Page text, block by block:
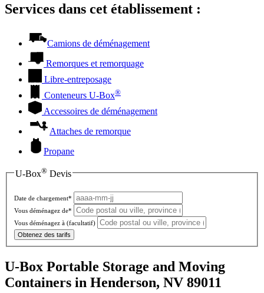
Services dans cet établissement :
Camions de déménagement
Remorques et remorquage
Libre-entreposage
Conteneurs U-Box®
Accessoires de déménagement
Attaches de remorque
Propane
U-Box® Devis
Date de chargement*
Vous déménagez de*
Vous déménagez à (facultatif)
Obtenez des tarifs
U-Box Portable Storage and Moving
Containers in Henderson, NV 89011